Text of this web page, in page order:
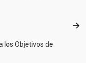
los Objetivos de